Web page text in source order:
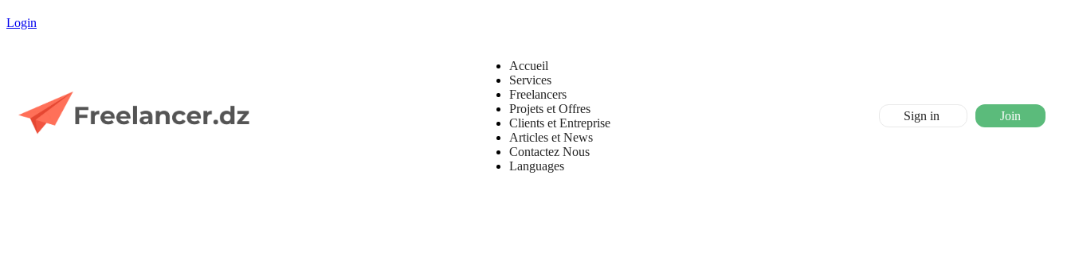
Login
Accueil
Services
Freelancers
Projets et Offres
Clients et Entreprise
Articles et News
Contactez Nous
Languages
Sign in Join